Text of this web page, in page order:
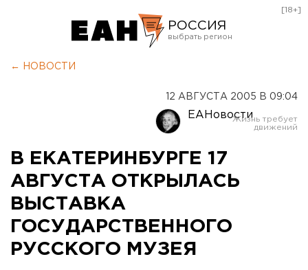
РОССИЯ
Оренбург
[18+]
← НОВОСТИ
12 АВГУСТА 2005 В 09:04
ЕАНовости
В ЕКАТЕРИНБУРГЕ 17
АВГУСТА ОТКРЫЛАСЬ
ВЫСТАВКА
ГОСУДАРСТВЕННОГО
РУССКОГО МУЗЕЯ